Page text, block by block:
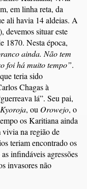
em linha reta, da
ali havia 14 aldeias. A
devemos situar este
1870. Nesta época,
ainda. Não tem
foi há muito tempo”.
teria sido
Chagas à
lá”. Seu pai,
Kyoroja, ou Orowejo, o
os Karitiana ainda
vivia na região de
teriam encontrado os
infindáveis agressões
invasores não